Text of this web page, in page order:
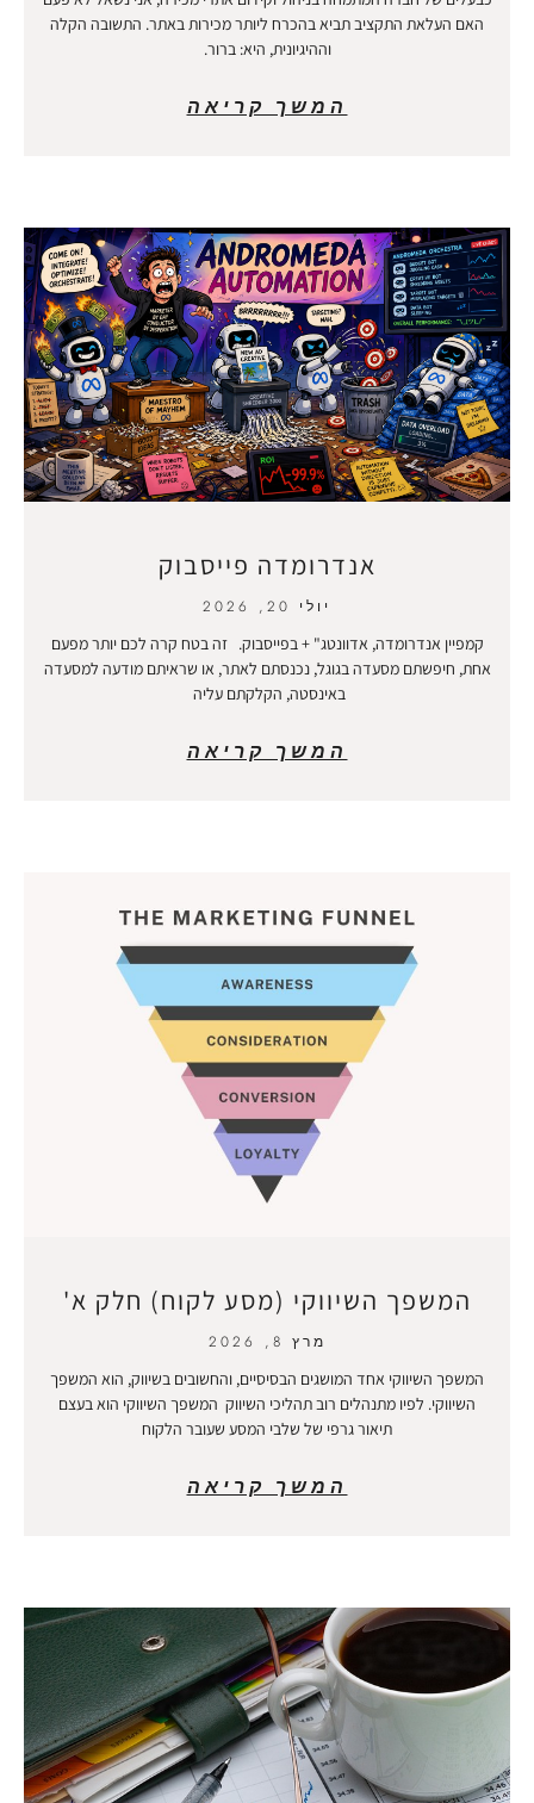
האם העלאת התקציב תביא בהכרח ליותר מכירות באתר. התשובה הקלה
וההיגיונית, היא: ברור.
המשך קריאה
אנדרומדה פייסבוק
יולי 20, 2026
קמפיין אנדרומדה, אדוונטג" + בפייסבוק. זה בטח קרה לכם יותר מפעם
אחת, חיפשתם מסעדה בגוגל, נכנסתם לאתר, או שראיתם מודעה למסעדה
באינסטה, הקלקתם עליה
המשך קריאה
המשפך השיווקי (מסע לקוח) חלק א'
מרץ 8, 2026
המשפך השיווקי אחד המושגים הבסיסיים, והחשובים בשיווק, הוא המשפך
השיווקי. לפיו מתנהלים רוב תהליכי השיווק המשפך השיווקי הוא בעצם
תיאור גרפי של שלבי המסע שעובר הלקוח
המשך קריאה